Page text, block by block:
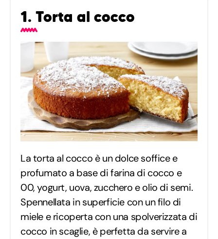
1. Torta al cocco
La torta al cocco è un dolce soffice e
profumato a base di farina di cocco e
00, yogurt, uova, zucchero e olio di semi.
Spennellata in superficie con un filo di
miele e ricoperta con una spolverizzata di
cocco in scaglie, è perfetta da servire a